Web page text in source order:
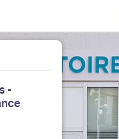
-
in New Tab